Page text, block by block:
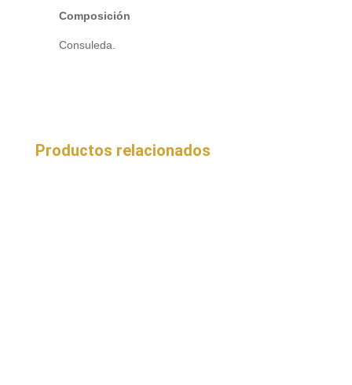
Composición
Consuleda.
Productos relacionados